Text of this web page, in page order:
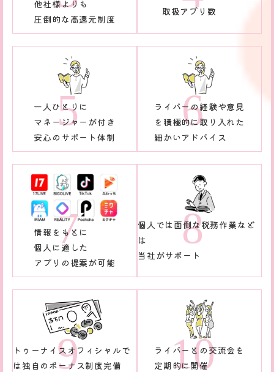
他社様よりも
圧倒的な高還元制度
取扱アプリ数
一人ひとりに
マネージャーが付き
安心のサポート体制
ライバーの経験や意見
を積極的に取り入れた
細かいアドバイス
情報をもとに
個人に適した
アプリの提案が可能
個人では面倒な税務作業など
は
当社がサポート
トゥーナイスオフィシャルで
は独自のボーナス制度完備
ライバーとの交流会を
定期的に開催